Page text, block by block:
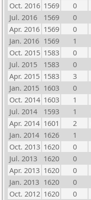
Oct. 2016 1569 0
Jul. 2016
1569 0
Apr. 2016 1569 0
Jan. 2016 1569 1
Oct. 2015 1583 0
Jul. 2015
1583 0
Apr. 2015 1583 3
Jan. 2015 1603 0
Oct. 2014 1603 1
Jul. 2014
1593 1
Apr. 2014 1601 2
Jan. 2014 1626 1
Oct. 2013 1620 0
Jul. 2013
1620 0
Apr. 2013 1620 0
Jan. 2013 1620 0
Oct. 2012 1620 0